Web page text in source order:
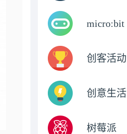
micro:bit
创客活动
创意生活
树莓派